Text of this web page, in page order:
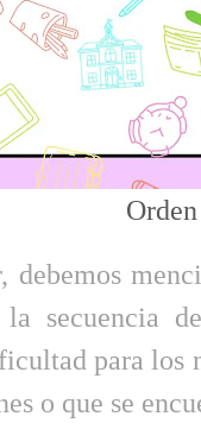
debemos
la secuencia
para
o que se